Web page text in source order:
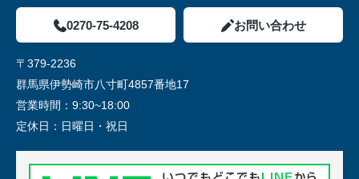
0270-75-4208 お問い合わせ
〒379-2236
群馬県伊勢崎市八寸町4857番地17
営業時間： 9:30~18:00
定休日： 日曜日・祝日